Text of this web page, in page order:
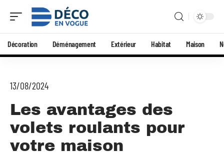
Décoration Déménagement Extérieur Habitat Maison
13/08/2024
Les avantages des
volets roulants pour
votre maison